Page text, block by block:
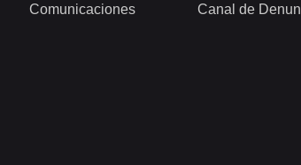
Comunicaciones Canal de